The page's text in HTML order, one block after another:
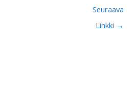
Seuraava
Linkki →